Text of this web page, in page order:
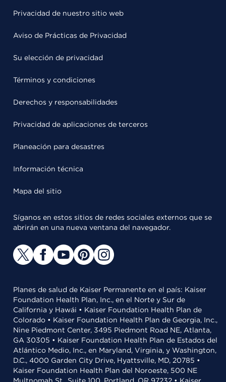
Privacidad de nuestro sitio web
Aviso de Prácticas de Privacidad
Su elección de privacidad
Términos y condiciones
Derechos y responsabilidades
Privacidad de aplicaciones de terceros
Planeación para desastres
Información técnica
Mapa del sitio
Síganos en estos sitios de redes sociales externos que se
abrirán en una nueva ventana del navegador.
Planes de salud de Kaiser Permanente en el país: Kaiser
Foundation Health Plan, Inc., en el Norte y Sur de
California y Hawái • Kaiser Foundation Health Plan de
Colorado • Kaiser Foundation Health Plan de Georgia, Inc.,
Nine Piedmont Center, 3495 Piedmont Road NE, Atlanta,
GA 30305 • Kaiser Foundation Health Plan de Estados del
Atlántico Medio, Inc., en Maryland, Virginia, y Washington,
D.C., 4000 Garden City Drive, Hyattsville, MD, 20785 •
Kaiser Foundation Health Plan del Noroeste, 500 NE